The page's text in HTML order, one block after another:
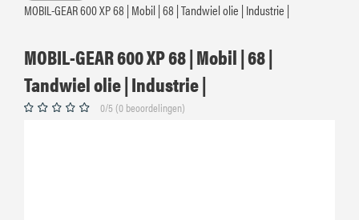
MOBIL-GEAR 600 XP 68 | Mobil | 68 | Tandwiel olie | Industrie |
MOBIL-GEAR 600 XP 68 | Mobil | 68 |
Tandwiel olie | Industrie |
0/5 (0 beoordelingen)